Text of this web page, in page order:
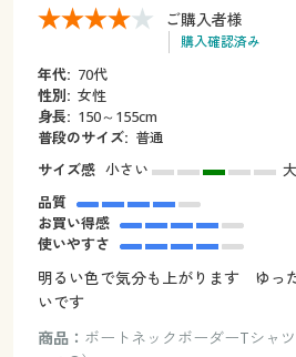
ご購入者様
購入確認済み
年代: 70代
性別: 女性
身長: 150～155cm
普段のサイズ: 普通
サイズ感 小さい
品質
お買い得感
使いやすさ
明るい色で気分も上がります ゆっ
いです
商品： ボートネックボーダーTシャ